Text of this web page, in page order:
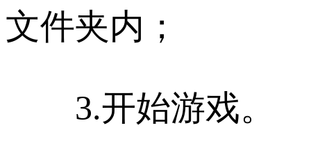
文件夹内；
3.开始游戏。